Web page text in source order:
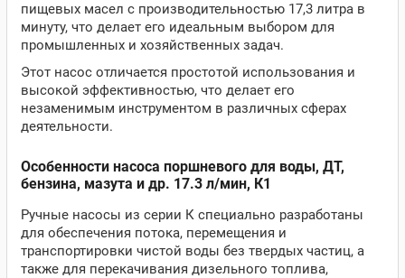
пищевых масел с производительностью 17,3 литра в
минуту, что делает его идеальным выбором для
промышленных и хозяйственных задач.
Этот насос отличается простотой использования и
высокой эффективностью, что делает его
незаменимым инструментом в различных сферах
деятельности.
Особенности насоса поршневого для воды, ДТ,
бензина, мазута и др. 17.3 л/мин, К1
Ручные насосы из серии К специально разработаны
для обеспечения потока, перемещения и
транспортировки чистой воды без твердых частиц, а
также для перекачивания дизельного топлива,